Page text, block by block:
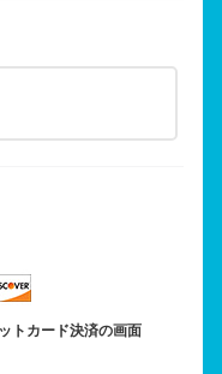
トカード決済の画面